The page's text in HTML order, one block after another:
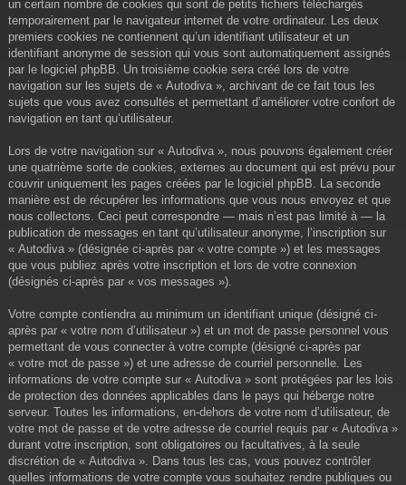
un certain nombre de cookies qui sont de petits fichiers téléchargés
temporairement par le navigateur internet de votre ordinateur. Les deux
premiers cookies ne contiennent qu’un identifiant utilisateur et un
identifiant anonyme de session qui vous sont automatiquement assignés
par le logiciel phpBB. Un troisième cookie sera créé lors de votre
navigation sur les sujets de « Autodiva », archivant de ce fait tous les
sujets que vous avez consultés et permettant d’améliorer votre confort de
navigation en tant qu’utilisateur.
Lors de votre navigation sur « Autodiva », nous pouvons également créer
une quatrième sorte de cookies, externes au document qui est prévu pour
couvrir uniquement les pages créées par le logiciel phpBB. La seconde
manière est de récupérer les informations que vous nous envoyez et que
nous collectons. Ceci peut correspondre — mais n’est pas limité à — la
publication de messages en tant qu’utilisateur anonyme, l’inscription sur
« Autodiva » (désignée ci-après par « votre compte ») et les messages
que vous publiez après votre inscription et lors de votre connexion
(désignés ci-après par « vos messages »).
Votre compte contiendra au minimum un identifiant unique (désigné ci-
après par « votre nom d’utilisateur ») et un mot de passe personnel vous
permettant de vous connecter à votre compte (désigné ci-après par
« votre mot de passe ») et une adresse de courriel personnelle. Les
informations de votre compte sur « Autodiva » sont protégées par les lois
de protection des données applicables dans le pays qui héberge notre
serveur. Toutes les informations, en-dehors de votre nom d’utilisateur, de
votre mot de passe et de votre adresse de courriel requis par « Autodiva »
durant votre inscription, sont obligatoires ou facultatives, à la seule
discrétion de « Autodiva ». Dans tous les cas, vous pouvez contrôler
quelles informations de votre compte vous souhaitez rendre publiques ou